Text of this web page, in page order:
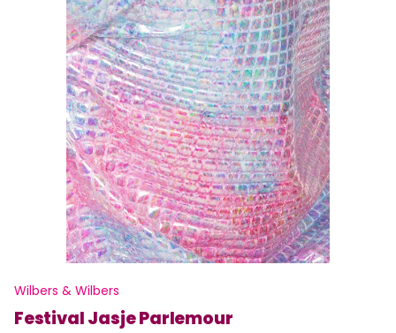
Wilbers & Wilbers
Festival Jasje Parlemour